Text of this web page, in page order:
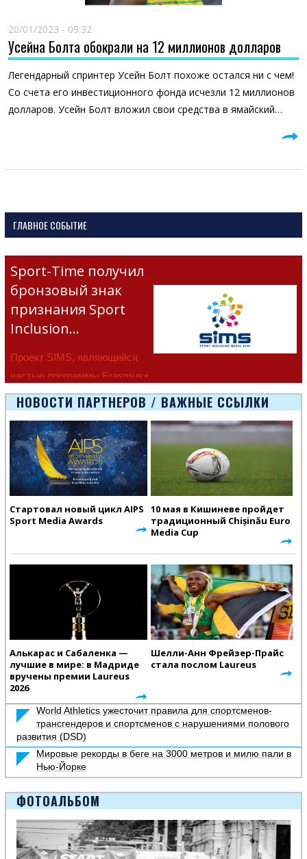
20/01/2023 - 09:32
Усейна Болта обокрали на 12 миллионов долларов
Легендарный спринтер Усейн Болт похоже остался ни с чем!
Со счета его инвестиционного фонда исчезли 12 миллионов
долларов. Усейн Болт вложил свои средства в ямайский…
ГЛАВНОЕ СОБЫТИЕ
Sport-Time получил
бронзовый знак
признания Sport
Inclusion…
Проект SIMS, являющийся
частью программы Erasmus+
Европейско
НОВОСТИ ПАРТНЕРОВ / ВАЖНЫЕ ССЫЛКИ
Стартовал новый цикл AIPS
Sport Media Awards
10 мая в Кишиневе пройдет
традиционный Chișinău Euro
Media Cup
Алькарас и Сабаленка —
лучшие в мире: в Мадриде
вручены премии Laureus
2026
Шелли-Анн Фрейзер-Прайс
стала послом Laureus
World Athletics ужесточит правила для спортсменов-
трансгендеров и спортсменов с нарушениями полового
развития (DSD)
Мировые рекорды в беге на 3000 метров и милю пали в
Нью-Йорке
ФОТОАЛЬБОМ